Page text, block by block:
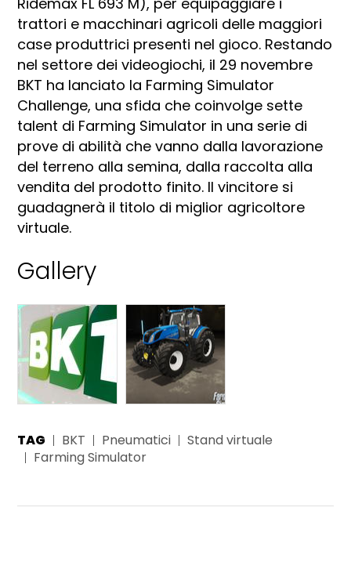
trattori e macchinari agricoli delle maggiori
case produttrici presenti nel gioco. Restando
nel settore dei videogiochi, il 29 novembre
BKT ha lanciato la Farming Simulator
Challenge, una sfida che coinvolge sette
talent di Farming Simulator in una serie di
prove di abilità che vanno dalla lavorazione
del terreno alla semina, dalla raccolta alla
vendita del prodotto finito. Il vincitore si
guadagnerà il titolo di miglior agricoltore
virtuale.
Gallery
TAG BKT Pneumatici
Stand virtuale
Farming Simulator